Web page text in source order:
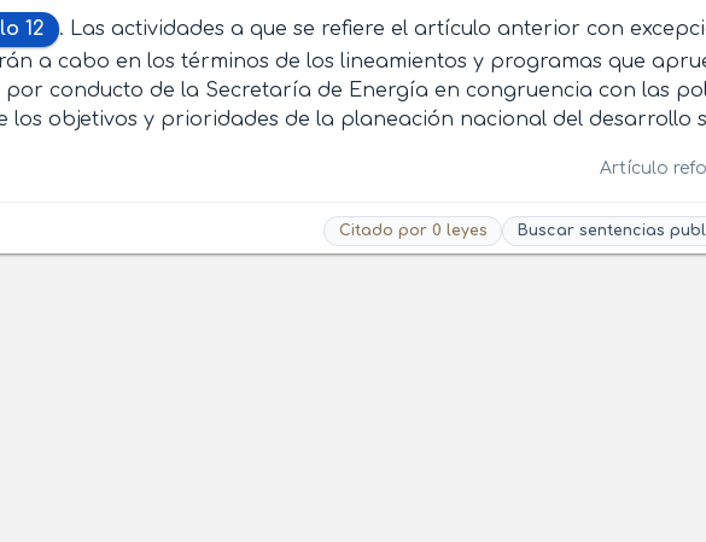
12
. Las actividades a que se refiere el artículo anterior con
a cabo en los términos de los lineamientos y programas que
por conducto de la Secretaría de Energía en congruencia con las
los objetivos y prioridades de la planeación nacional del desarrollo
Artículo
Citado por 0 leyes Buscar sentencias